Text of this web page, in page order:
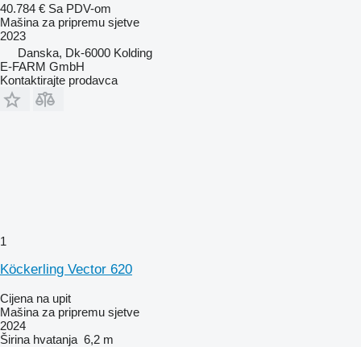
40.784 € Sa PDV-om
Mašina za pripremu sjetve
2023
Danska, Dk-6000 Kolding
E-FARM GmbH
Kontaktirajte prodavca
1
Köckerling Vector 620
Cijena na upit
Mašina za pripremu sjetve
2024
Širina hvatanja 6,2 m